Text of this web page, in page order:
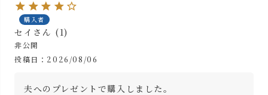
購入者
セイ 1
非公開
投稿日
2026/08/06
夫へのプレゼントで購入しました。